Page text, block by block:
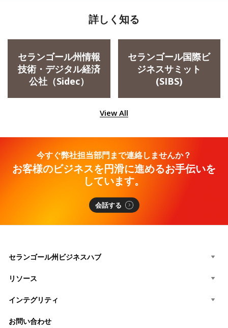
詳しく知る
セランゴール州情報
技術・デジタル経済
公社（Sidec）
セランゴール国際ビ
ジネスサミット
(SIBS)
View All
今すぐ弊社担当部門まで連絡しませんか？
お客様のビジネスを円滑に進めるお手伝いを
しています。
会話する
セランゴール州ビジネスハブ
リソース
インテグリティ
お問い合わせ